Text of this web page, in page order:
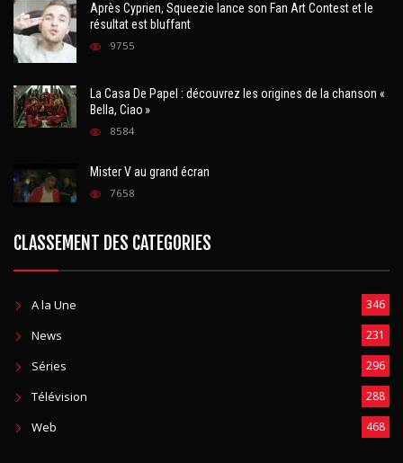
Après Cyprien, Squeezie lance son Fan Art Contest et le
résultat est bluffant
9755
La Casa De Papel : découvrez les origines de la chanson «
Bella, Ciao »
8584
Mister V au grand écran
7658
CLASSEMENT DES CATEGORIES
A la Une 346
News 231
Séries 296
Télévision 288
Web 468